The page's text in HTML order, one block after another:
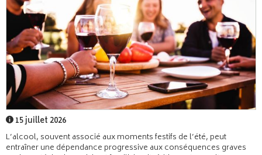
15 juillet 2026
L’alcool, souvent associé aux moments festifs de l’été, peut
entraîner une dépendance progressive aux conséquences graves